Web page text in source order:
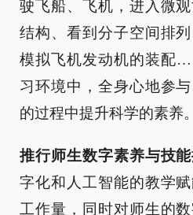
驶飞船、飞机，进入微
结构、看到分子空间排
模拟飞机发动机的装配
习环境中，全身心地参
的过程中提升科学的素养。
推行师生数字素养与技能
字化和人工智能的教学
工作量，同时对师生的